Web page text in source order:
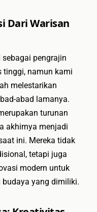
Dari Warisan
pengrajin
tinggi, namun kami
melestarikan
abad lamanya.
turunan
akhirnya menjadi
ini. Mereka tidak
tetapi juga
modern untuk
yang dimiliki.